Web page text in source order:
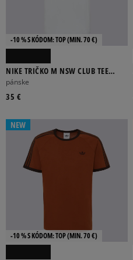
-10 % S KÓDOM: TOP (MIN. 70 €)
NIKE TRIČKO M NSW CLUB TEE
PHOTO
pánske
35 €
NEW
-10 % S KÓDOM: TOP (MIN. 70 €)